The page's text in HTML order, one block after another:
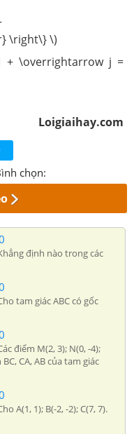
\right\} \)
+ \overrightarrow j =
Loigiaihay.com
chọn:
định nào trong các
tam giác ABC có gốc
điểm M(2, 3); N(0, -4);
CA, AB của tam giác
A(1, 1); B(-2, -2); C(7, 7).